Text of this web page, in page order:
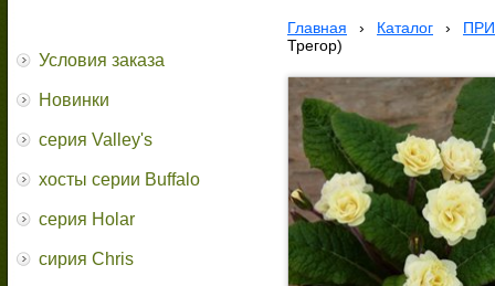
Условия заказа
Новинки
серия Valley's
хосты серии Buffalo
серия Holar
сирия Chris
Главная › Каталог ›
Трегор)